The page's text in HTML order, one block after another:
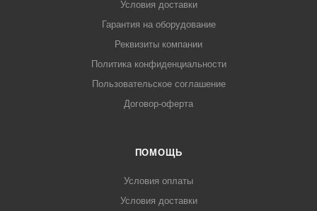
Условия доставки
Гарантия на оборудование
Реквизиты компании
Политика конфиденциальности
Пользовательское соглашение
Договор-оферта
ПОМОЩЬ
Условия оплаты
Условия доставки